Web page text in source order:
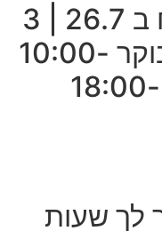
המחזור הקרוב נפתח ב 26.7 | 3
מפגשי זום | מסלול בוקר 10:00-
12:00 | מסלול ערב 18:00-
לך שעות